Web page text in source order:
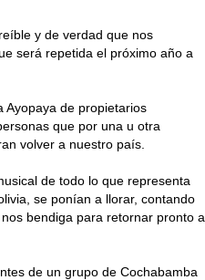
y de verdad que nos
será repetida el próximo año a
Ayopaya de propietarios
que por una u otra
volver a nuestro país.
de todo lo que representa
se ponían a llorar, contando
bendiga para retornar pronto a
de un grupo de Cochabamba